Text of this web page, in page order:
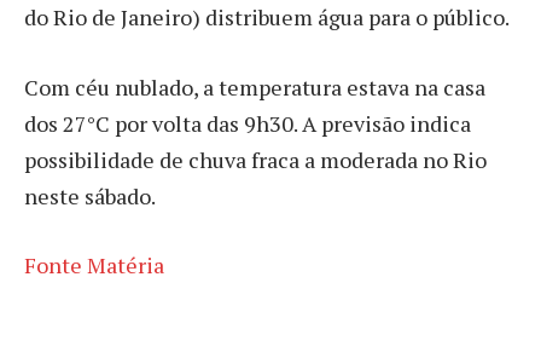
do Rio de Janeiro) distribuem água para o público.
Com céu nublado, a temperatura estava na casa
dos 27°C por volta das 9h30. A previsão indica
possibilidade de chuva fraca a moderada no Rio
neste sábado.
Fonte Matéria